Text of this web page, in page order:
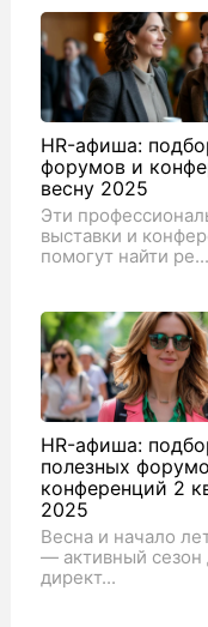
HR-афиша:
форумов и
весну 2025
Эти
выставки и
помогут найти ре...
HR-афиша:
полезных
конференций 2
2025
Весна и начало
— активный сезон
директ...